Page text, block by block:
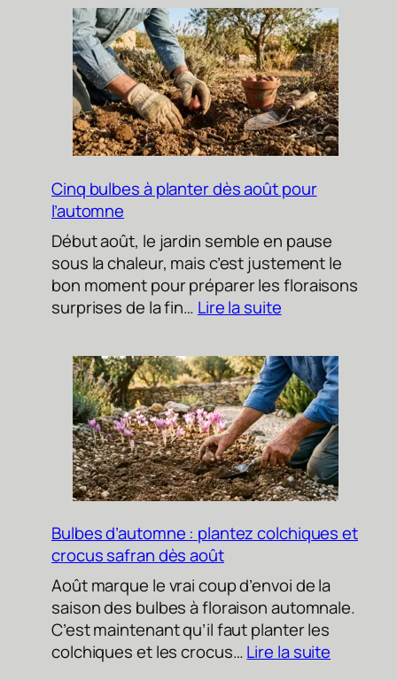
Cinq bulbes à planter dès août pour
l’automne
Début août, le jardin semble en pause
sous la chaleur, mais c’est justement le
bon moment pour préparer les floraisons
surprises de la fin… Lire la suite:
bulbes
à
planter
dès
août
pour
l’automne
Bulbes d’automne : plantez colchiques et
crocus safran dès août
Août marque le vrai coup d’envoi de la
saison des bulbes à floraison automnale.
C’est maintenant qu’il faut planter les
colchiques et les crocus…Lire la suite